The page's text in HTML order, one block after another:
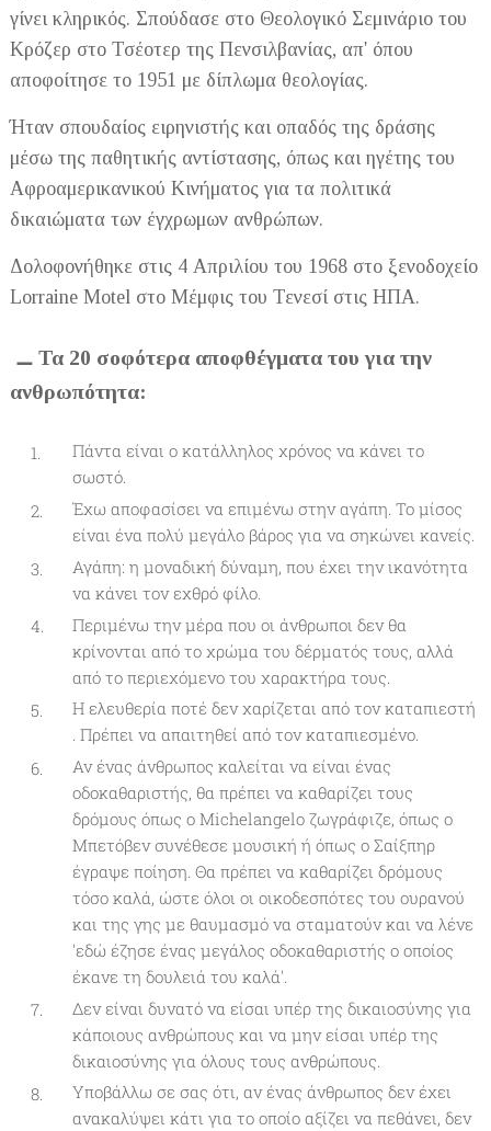
γίνει κληρικός. Σπούδασε στο Θεολογικό Σεμινάριο του
Κρόζερ στο Τσέοτερ της Πενσιλβανίας, απ' όπου
αποφοίτησε το 1951 με δίπλωμα θεολογίας.
Ήταν σπουδαίος ειρηνιστής και οπαδός της δράσης
μέσω της παθητικής αντίστασης, όπως και ηγέτης του
Αφροαμερικανικού Κινήματος για τα πολιτικά
δικαιώματα των έγχρωμων ανθρώπων.
Δολοφονήθηκε στις 4 Απριλίου του 1968 στο ξενοδοχείο
Lorraine Motel στο Μέμφις του Τενεσί στις ΗΠΑ.
⚊Τα 20 σοφότερα αποφθέγματα του για την
ανθρωπότητα:
Πάντα είναι ο κατάλληλος χρόνος να κάνει το
σωστό.
Έχω αποφασίσει να επιμένω στην αγάπη. Το μίσος
είναι ένα πολύ μεγάλο βάρος για να σηκώνει κανείς.
Αγάπη: η μοναδική δύναμη, που έχει την ικανότητα
να κάνει τον εχθρό φίλο.
Περιμένω την μέρα που οι άνθρωποι δεν θα
κρίνονται από το χρώμα του δέρματός τους, αλλά
από το περιεχόμενο του χαρακτήρα τους.
Η ελευθερία ποτέ δεν χαρίζεται από τον καταπιεστή
. Πρέπει να απαιτηθεί από τον καταπιεσμένο.
Αν ένας άνθρωπος καλείται να είναι ένας
οδοκαθαριστής, θα πρέπει να καθαρίζει τους
δρόμους όπως ο Michelangelo ζωγράφιζε, όπως ο
Μπετόβεν συνέθεσε μουσική ή όπως ο Σαίξπηρ
έγραψε ποίηση. Θα πρέπει να καθαρίζει δρόμους
τόσο καλά, ώστε όλοι οι οικοδεσπότες του ουρανού
και της γης με θαυμασμό να σταματούν και να λένε
'εδώ έζησε ένας μεγάλος οδοκαθαριστής ο οποίος
έκανε τη δουλειά του καλά'.
Δεν είναι δυνατό να είσαι υπέρ της δικαιοσύνης για
κάποιους ανθρώπους και να μην είσαι υπέρ της
δικαιοσύνης για όλους τους ανθρώπους.
Υποβάλλω σε σας ότι, αν ένας άνθρωπος δεν έχει
ανακαλύψει κάτι για το οποίο αξίζει να πεθάνει, δεν